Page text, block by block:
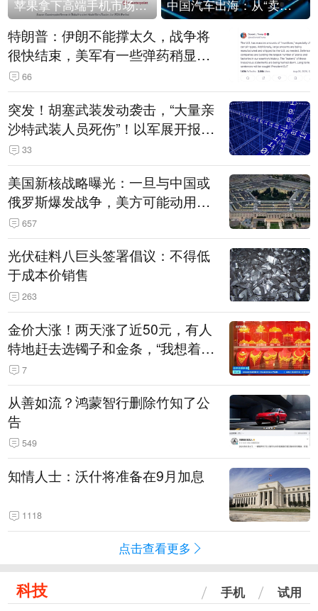
苹果拿下高端手机市场65%的份额：iPhone 17系列功不可没 中国汽车出海：从“卖出去”到“走进去”
特朗普：伊朗不能撑太久，战争将
很快结束，美军有一些弹药稍显紧
张！伊朗公布拟议的海峡管理文本
66
突发！胡塞武装发动袭击，“大量亲
沙特武装人员死伤”！以军展开报复
性空袭
33
美国新核战略曝光：一旦与中国或
俄罗斯爆发战争，美方可能动用战
术核武器
657
光伏硅料八巨头签署倡议：不得低
于成本价销售
263
金价大涨！两天涨了近50元，有人
特地赶去选镯子和金条，“我想着买
起来可以保值，小批量进一些货”
7
从善如流？鸿蒙智行删除竹知了公
告
549
知情人士：沃什将准备在9月加息
1118
点击查看更多
科技 手机 试用